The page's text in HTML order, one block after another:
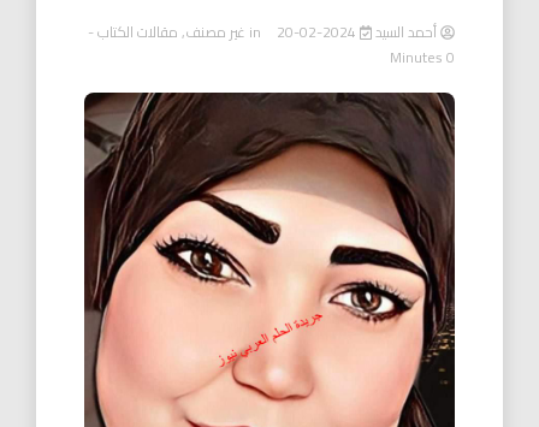
أحمد السيد in غير مصنف,مقالات الكتاب-
0 Minutes